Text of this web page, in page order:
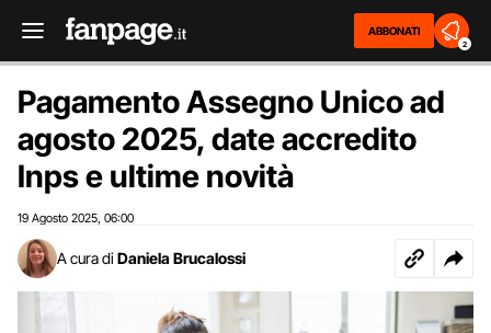
ABBONATI
2
Pagamento Assegno Unico ad
agosto 2025, date accredito
Inps e ultime novità
19 Agosto 2025 06:00
A cura di Daniela Brucalossi